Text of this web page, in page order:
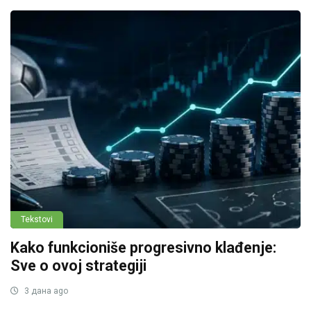
Tekstovi
Kako funkcioniše progresivno klađenje:
Sve o ovoj strategiji
3 дана ago